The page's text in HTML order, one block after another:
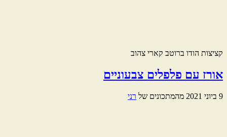
קציצות הודו ברוטב קארי צהוב
אורז עם פלפלים צבעוניים
9 ביוני 2021 מהמתכונים של רני